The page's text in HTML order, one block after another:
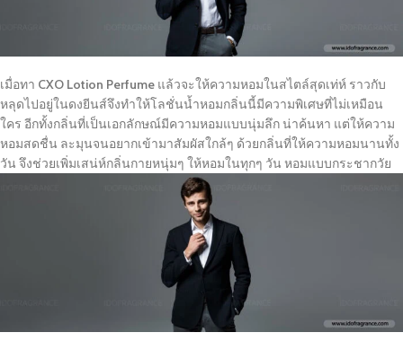
เมื่อทา CXO Lotion Perfume แล้วจะให้ความหอมในสไตล์สุดเท่ห์ ราวกับ
หลุดไปอยู่ในดงยีนส์จึงทำให้โลชั่นน้ำหอมกลิ่นนี้มีความพิเศษที่ไม่เหมือน
ใคร อีกทั้งกลิ่นที่เป็นเอกลักษณ์มีความหอมแบบนุ่มลึก น่าค้นหา แต่ให้ความ
หอมสดชื่น ละมุนจนอยากเข้ามาสัมผัสใกล้ๆ ด้วยกลิ่นที่ให้ความหอมนานทั้ง
วัน จึงช่วยเพิ่มเสน่ห์กลิ่นกายหนุ่มๆ ให้หอมในทุกๆ วัน หอมแบบกระชากวัย